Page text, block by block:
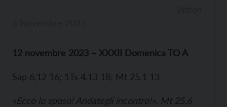
12 novembre 2023 – XXXII Domenica TO A
Sap 6,12 16; 1Ts 4,13 18; Mt 25,1 13
«Ecco lo sposo! Andategli incontro!». Mt 25,6